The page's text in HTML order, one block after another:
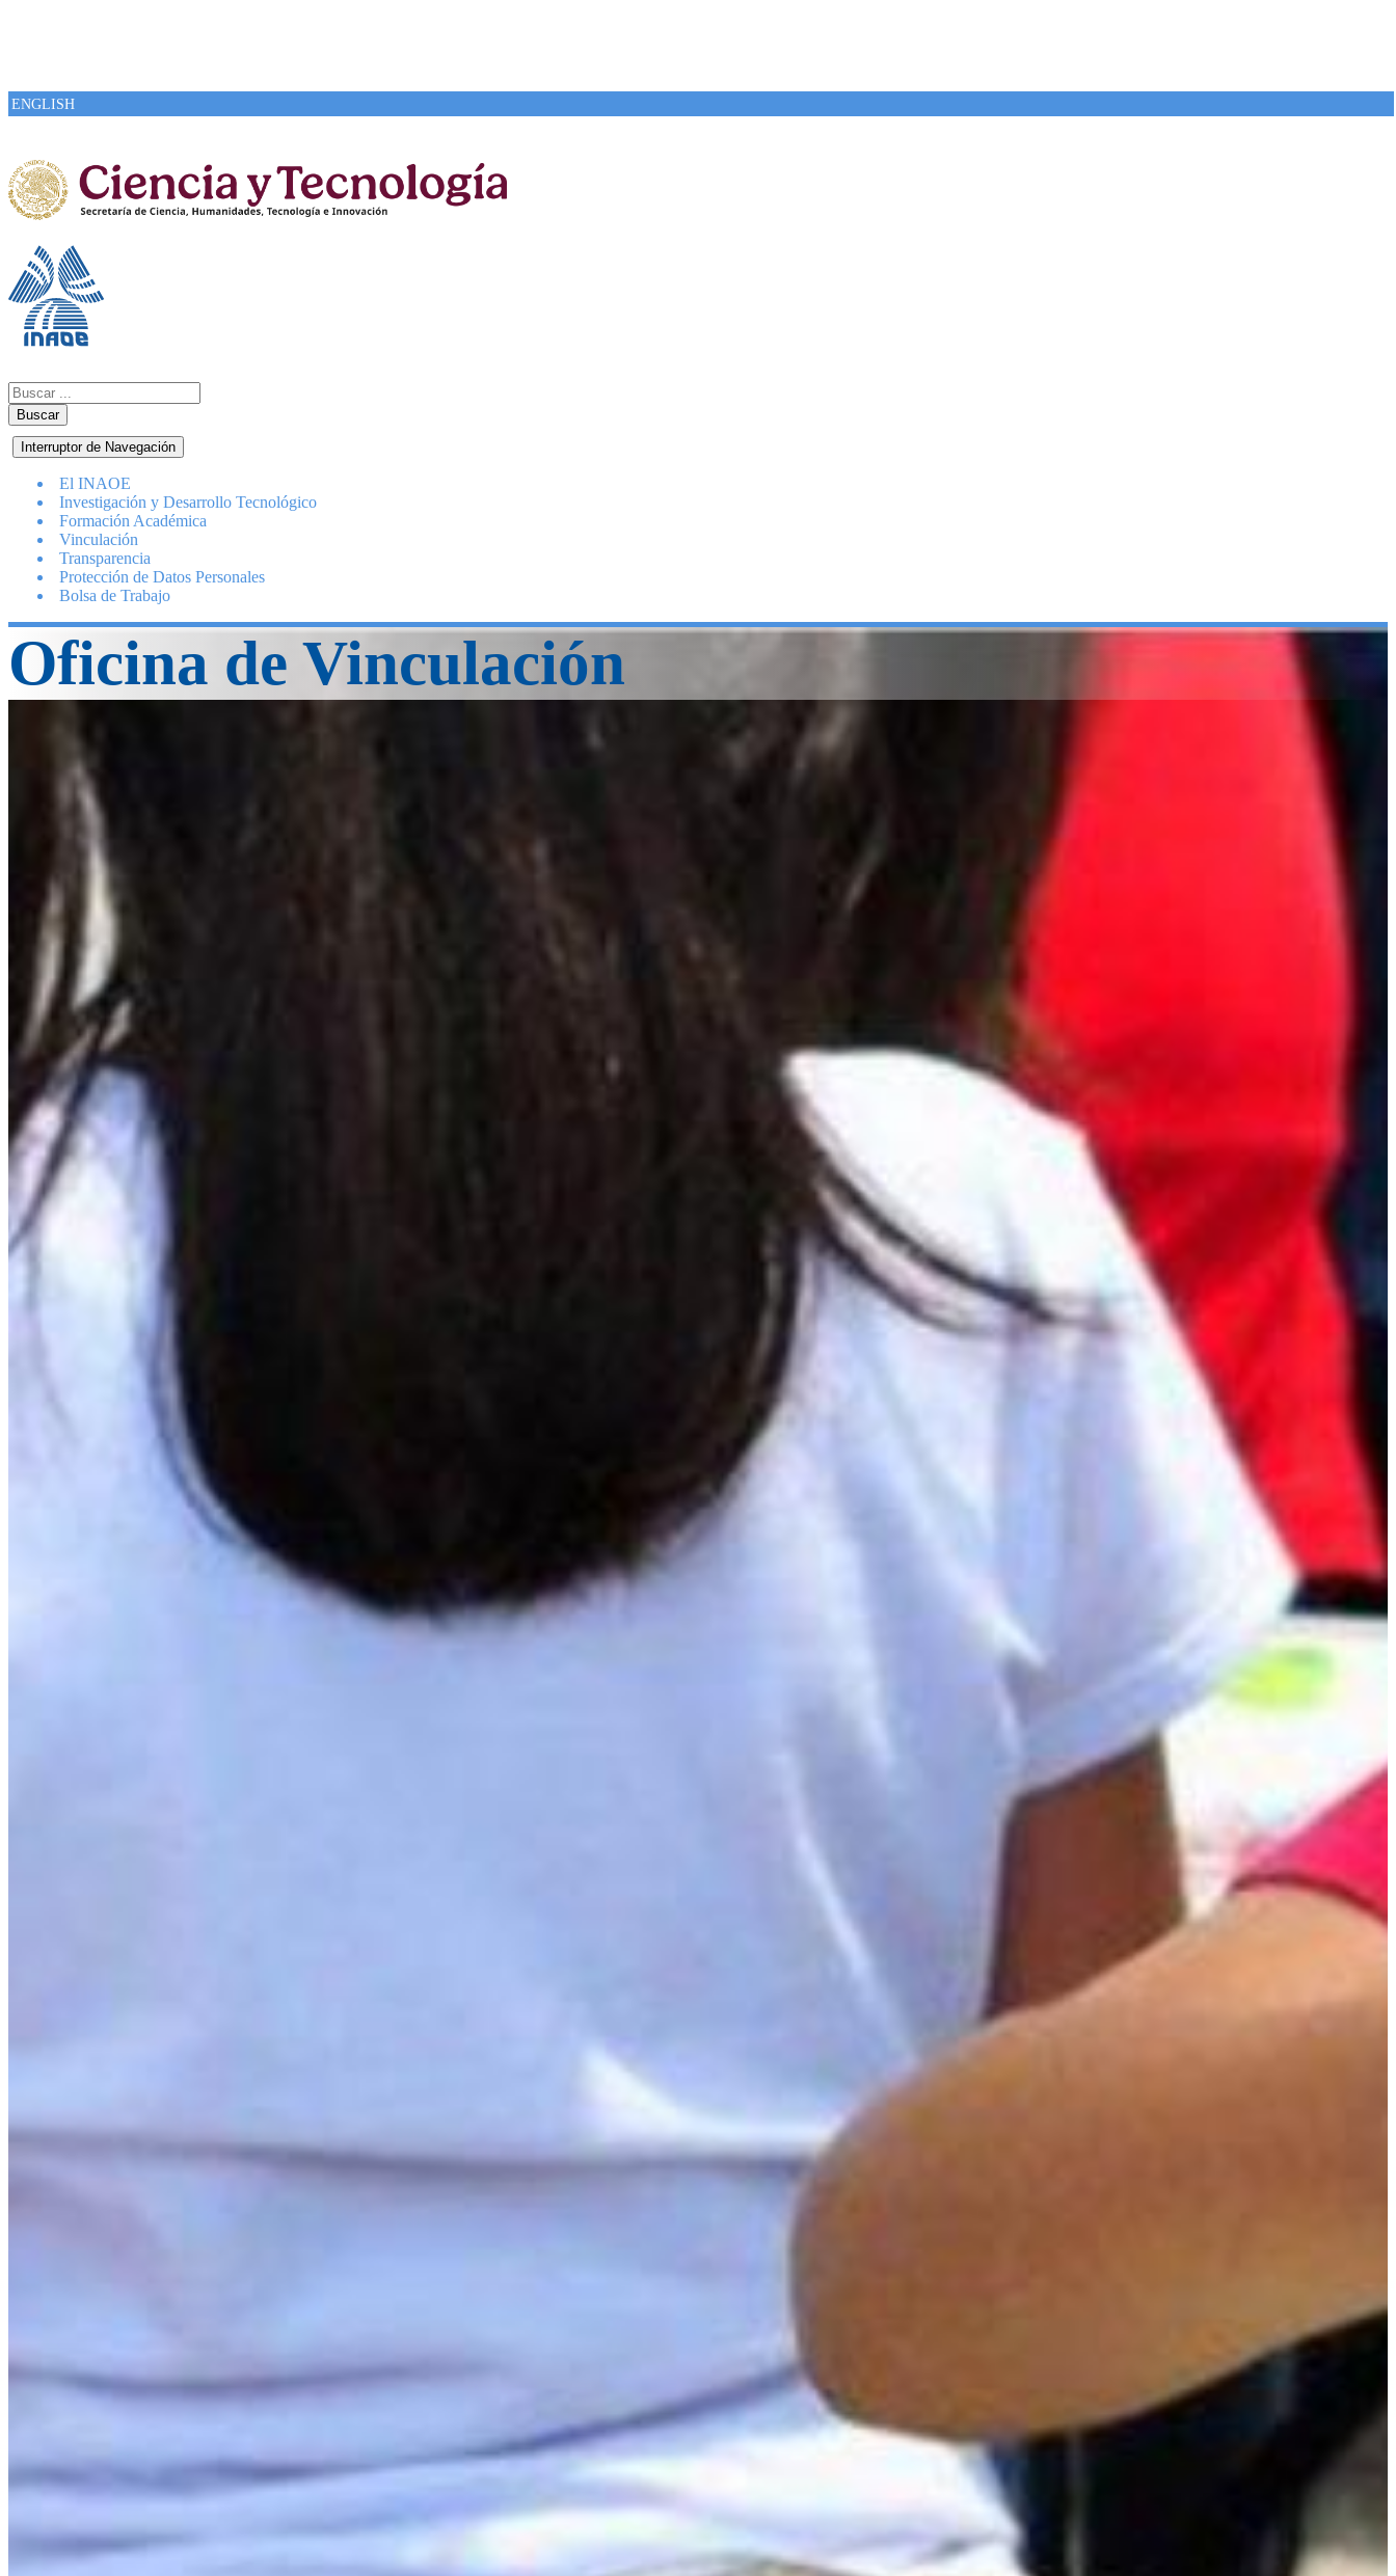
ENGLISH
Buscar
Interruptor de Navegación
El INAOE
Investigación y Desarrollo Tecnológico
Formación Académica
Vinculación
Transparencia
Protección de Datos Personales
Bolsa de Trabajo
Oficina de Vinculación